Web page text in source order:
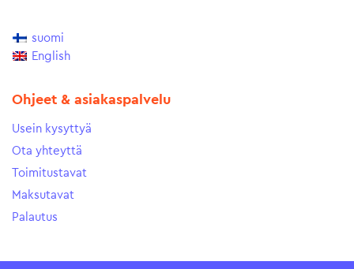
suomi
English
Ohjeet & asiakaspalvelu
Usein kysyttyä
Ota yhteyttä
Toimitustavat
Maksutavat
Palautus